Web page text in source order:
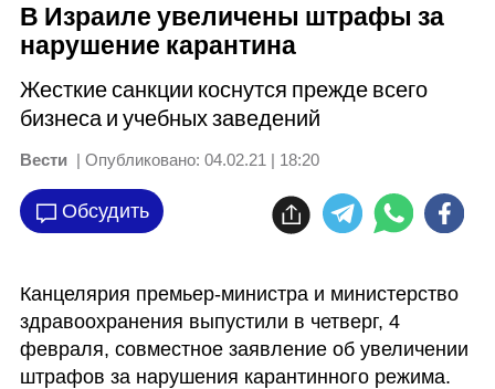
В Израиле увеличены штрафы за
нарушение карантина
Жесткие санкции коснутся прежде всего
бизнеса и учебных заведений
Вести | Опубликовано: 04.02.21 | 18:20
Обсудить
Канцелярия премьер-министра и министерство
здравоохранения выпустили в четверг, 4
февраля, совместное заявление об увеличении
штрафов за нарушения карантинного режима.